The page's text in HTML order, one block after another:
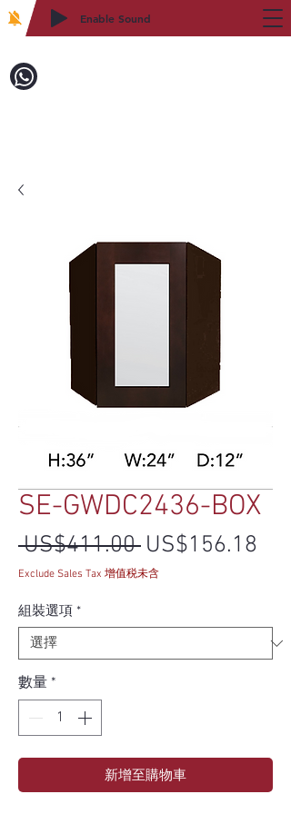
Enable Sound
SE-GWDC2436-BOX
US$411.00 一般價格
US$156.18
Exclude Sales Tax 增值税未含
組裝選項 *
數量 *
新增至購物車